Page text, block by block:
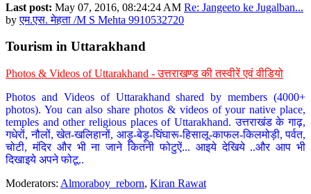
Last post: May 07, 2016, 08:24:24 AM Re: Jangeeto ke Jugalban...
byएम.एस. मेहता /M S Mehta 9910532720
Tourism in Uttarakhand
Photos & Videos of Uttarakhand - उत्तराखण्ड की तस्वीरें एवं वीडियो
Photos and Videos of Uttarakhand shared by members (4000+
photos). You can also share photos & videos of your native place,
temples and other religious places of Uttarakhand. उत्तराखंड के गाढ़,
गधेरों, नौलों, खेत-खलिहानों, आड़ू-बेड़ू-घिंघारू-हिसालू-काफल-किलमोड़ी, पर्वत,
चोटी, मंदिर और भी ना जाने कितनी फोटुऐं... आइये देखिये ..और आप भी
दिखाइये अपने फोटू..
Moderators: Almoraboy_reborn, Kiran Rawat